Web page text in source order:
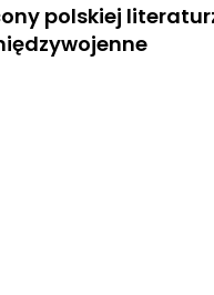
polskiej